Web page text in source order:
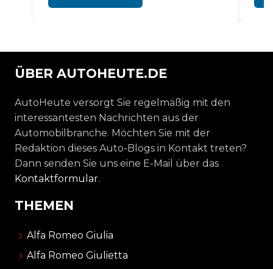
ÜBER AUTOHEUTE.DE
AutoHeute versorgt Sie regelmäßig mit den
interessantesten Nachrichten aus der
Automobilbranche. Möchten Sie mit der
Redaktion dieses Auto-Blogs in Kontakt treten?
Dann senden Sie uns eine E-Mail über das
Kontaktformular.
THEMEN
Alfa Romeo Giulia
Alfa Romeo Giulietta